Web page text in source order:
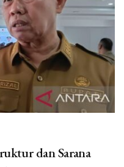
dan Sarana